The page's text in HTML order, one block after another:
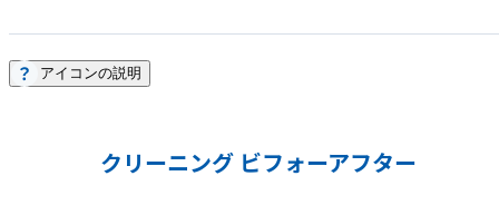
アイコンの説明
クリーニング ビフォーアフター